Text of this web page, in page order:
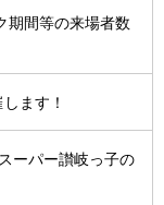
期間等の来場者数
ます！
ーパー讃岐っ子の